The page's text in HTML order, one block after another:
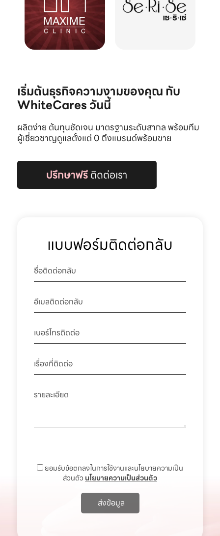
เริ่มต้นธุรกิจความงามของคุณ กับ
WhiteCares วันนี้
ผลิตง่าย ต้นทุนชัดเจน มาตรฐานระดับสากล พร้อมทีม
ผู้เชี่ยวชาญดูแลตั้งแต่ 0 ถึงแบรนด์พร้อมขาย
ปรึกษาฟรีติดต่อเรา
แบบฟอร์มติดต่อกลับ
ยอมรับข้อตกลงในการใช้งานและนโยบายความเป็น
ส่วนตัว นโยบายความเป็นส่วนตัว
ส่งข้อมูล